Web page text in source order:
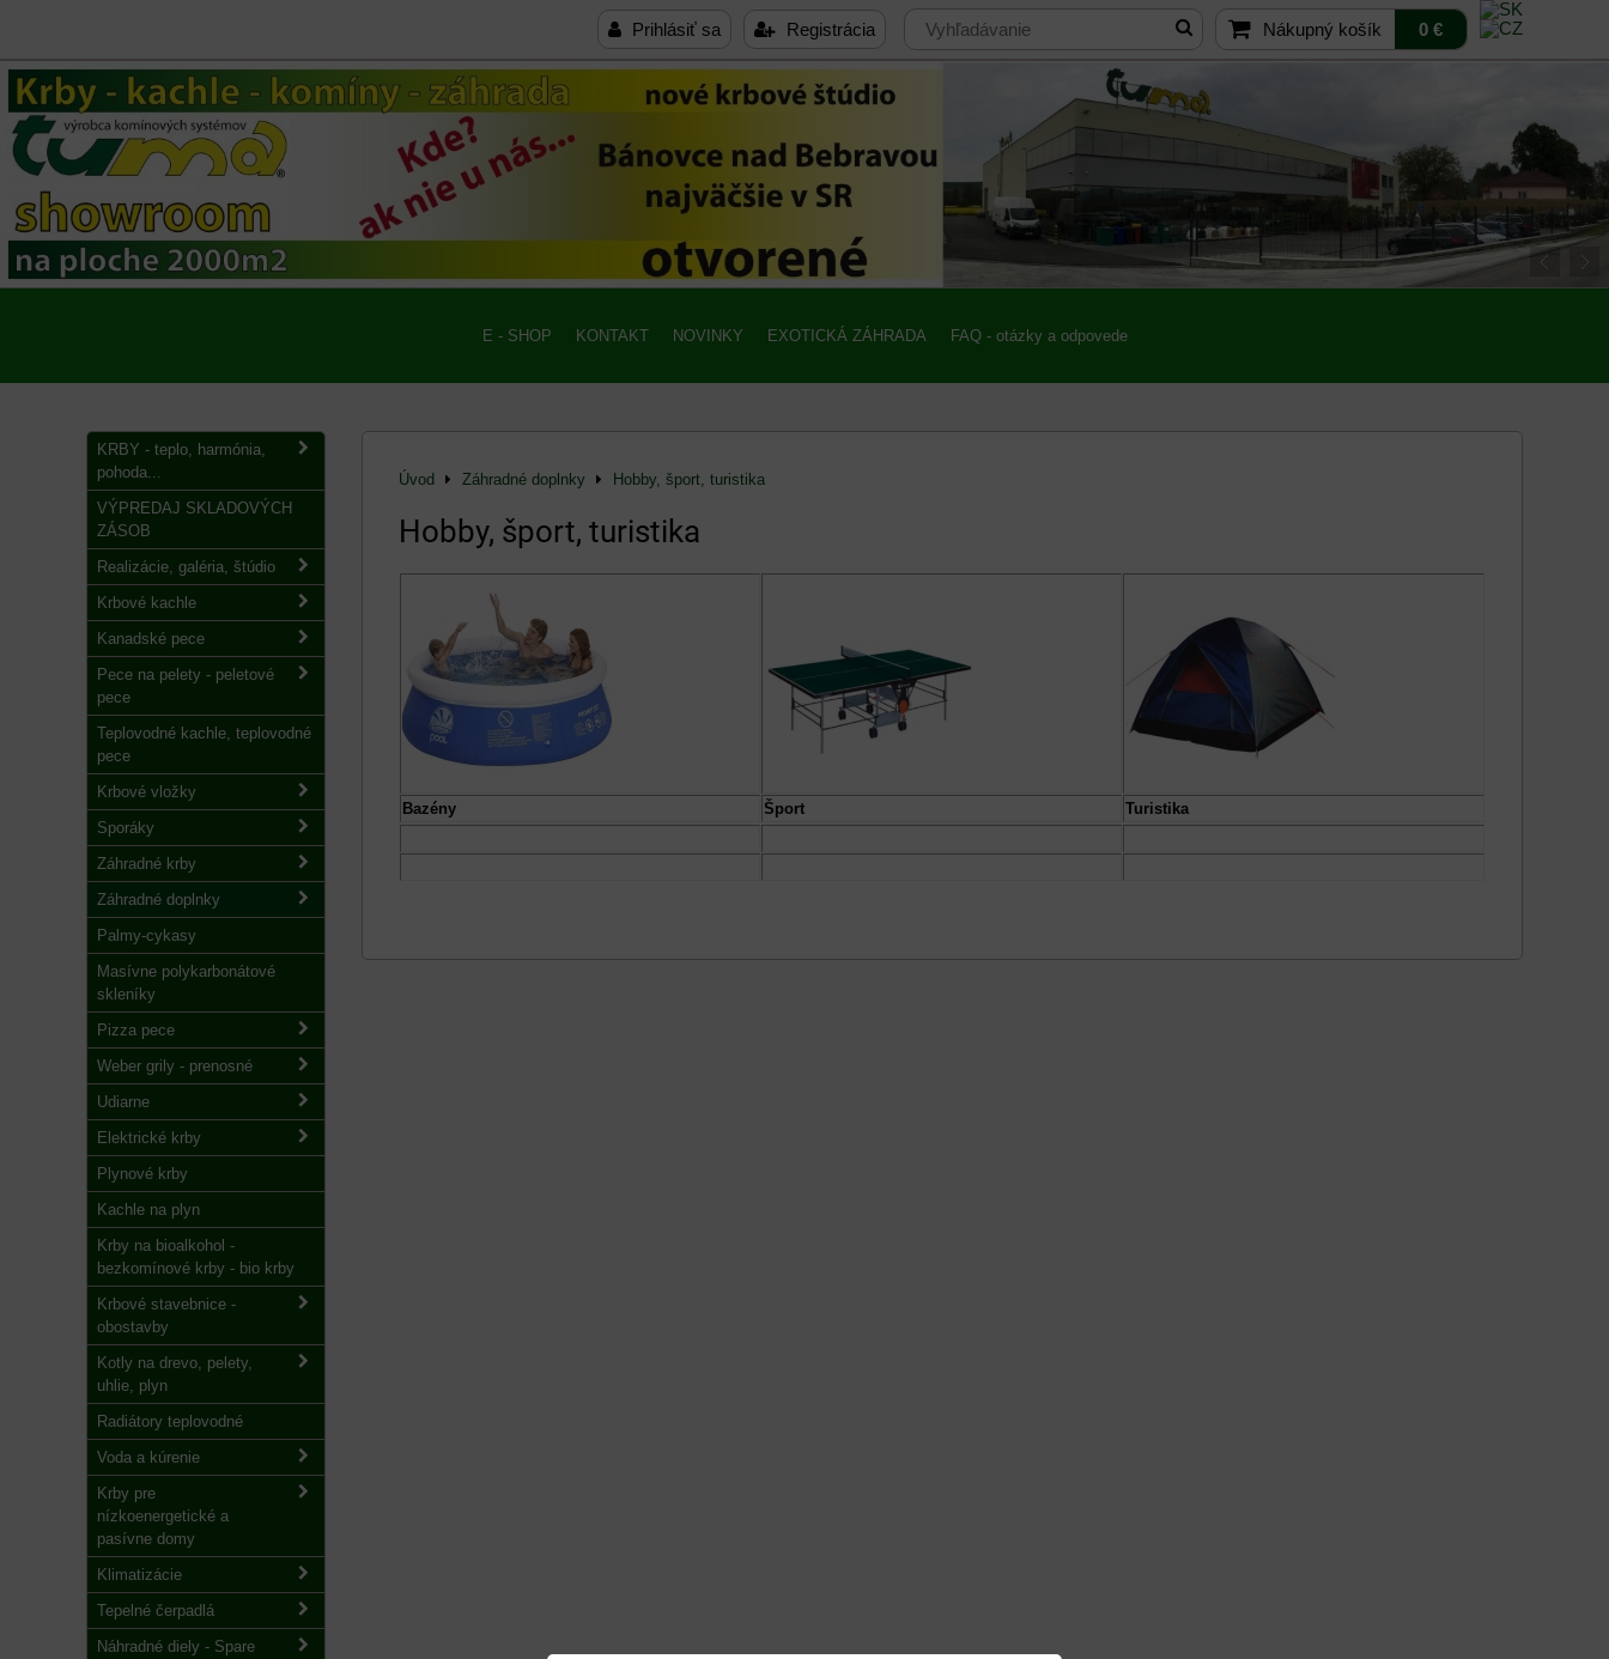
Prihlásiť sa Registrácia Nákupný košík 0 €
E - SHOP KONTAKT NOVINKY EXOTICKÁ ZÁHRADA FAQ - otázky a odpovede
Úvod Záhradné doplnky Hobby, šport, turistika
Hobby, šport, turistika
Bazény Šport Turistika
KRBY - teplo, harmónia,
pohoda...
VÝPREDAJ SKLADOVÝCH
ZÁSOB
Realizácie, galéria, štúdio
Krbové kachle
Kanadské pece
Pece na pelety - peletové
pece
Teplovodné kachle, teplovodné
pece
Krbové vložky
Sporáky
Záhradné krby
Záhradné doplnky
Palmy-cykasy
Masívne polykarbonátové
skleníky
Pizza pece
Weber grily - prenosné
Udiarne
Elektrické krby
Plynové krby
Kachle na plyn
Krby na bioalkohol -
bezkomínové krby - bio krby
Krbové stavebnice -
obostavby
Kotly na drevo, pelety,
uhlie, plyn
Radiátory teplovodné
Voda a kúrenie
Krby pre
nízkoenergetické a
pasívne domy
Klimatizácie
Tepelné čerpadlá
Náhradné diely - Spare